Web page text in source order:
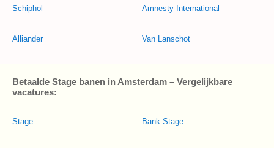
Schiphol
Alliander
Amnesty International
Van Lanschot
Betaalde Stage banen in Amsterdam – Vergelijkbare
vacatures:
Stage Bank Stage